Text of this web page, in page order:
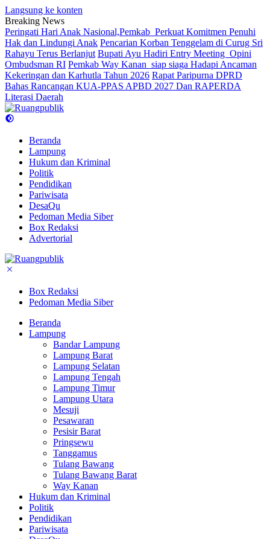
Langsung ke konten
Breaking News
Peringati Hari Anak Nasional,Pemkab Perkuat Komitmen Penuhi
Hak dan Lindungi Anak Pencarian Korban Tenggelam di Curug Sri
Rahayu Terus Berlanjut Bupati Ayu Hadiri Entry Meeting Opini
Ombudsman RI Pemkab Way Kanan siap siaga Hadapi Ancaman
Kekeringan dan Karhutla Tahun 2026 Rapat Paripurna DPRD
Bahas Rancangan KUA-PPAS APBD 2027 Dan RAPERDA
Literasi Daerah
Beranda
Lampung
Hukum dan Kriminal
Politik
Pendidikan
Pariwisata
DesaQu
Pedoman Media Siber
Box Redaksi
Advertorial
Box Redaksi
Pedoman Media Siber
Beranda
Lampung
Bandar Lampung
Lampung Barat
Lampung Selatan
Lampung Tengah
Lampung Timur
Lampung Utara
Mesuji
Pesawaran
Pesisir Barat
Pringsewu
Tanggamus
Tulang Bawang
Tulang Bawang Barat
Way Kanan
Hukum dan Kriminal
Politik
Pendidikan
Pariwisata